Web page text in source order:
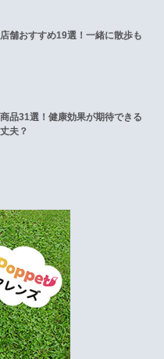
舗おすすめ19選！一緒に散歩も
品31選！健康効果が期待できる
夫？